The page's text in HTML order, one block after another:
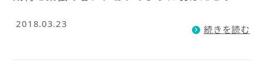
2018.03.23 続きを読む